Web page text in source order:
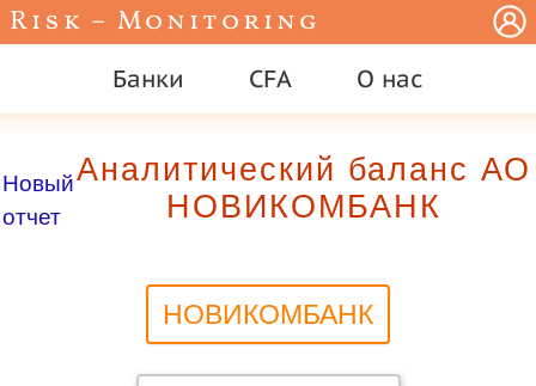
Risk – Monitoring
Банки CFA О нас
Новый
отчет
Аналитический баланс АО
НОВИКОМБАНК
НОВИКОМБАНК